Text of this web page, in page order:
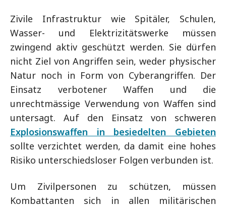
Zivile Infrastruktur wie Spitäler, Schulen,
Wasser- und Elektrizitätswerke müssen
zwingend aktiv geschützt werden. Sie dürfen
nicht Ziel von Angriffen sein, weder physischer
Natur noch in Form von Cyberangriffen. Der
Einsatz verbotener Waffen und die
unrechtmässige Verwendung von Waffen sind
untersagt. Auf den Einsatz von schweren
Explosionswaffen in besiedelten Gebieten
sollte verzichtet werden, da damit eine hohes
Risiko unterschiedsloser Folgen verbunden ist.
Um Zivilpersonen zu schützen, müssen
Kombattanten sich in allen militärischen